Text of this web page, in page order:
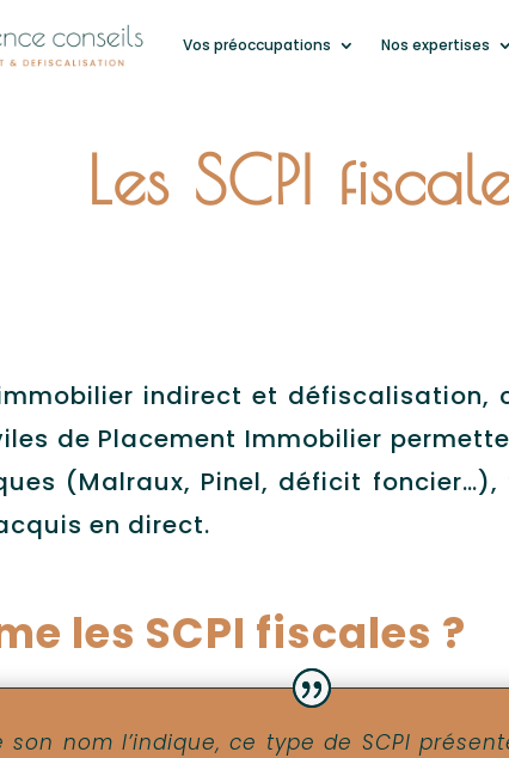
Vos préoccupations Nos expertises
Les SCPI
indirect et défiscalisation,
de Placement Immobilier
(Malraux, Pinel, déficit
en direct.
les SCPI fiscales ?
son nom l’indique, ce type de SCPI